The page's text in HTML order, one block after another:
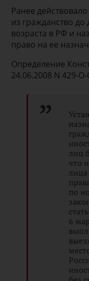
Ранее
из гражданство
возраста в РФ и
право на ее
Определение
24.06.2008 N 429-
лиц
что
по
6